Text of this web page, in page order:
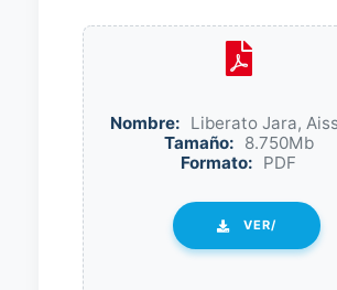
Nombre: Liberato Jara,
Tamaño: 8.750Mb
Formato: PDF
VER/